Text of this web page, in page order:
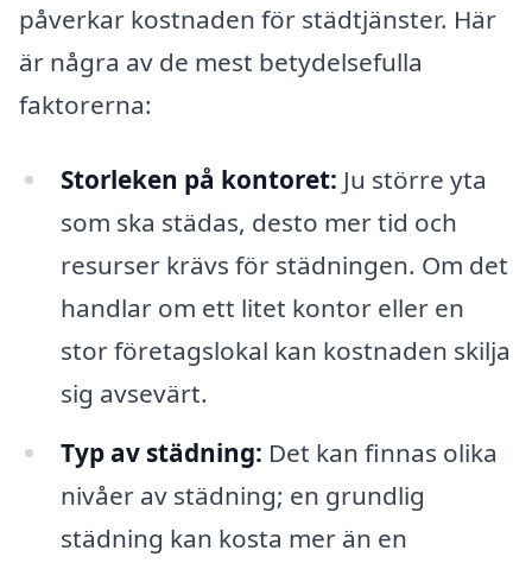
påverkar kostnaden för städtjänster. Här
är några av de mest betydelsefulla
faktorerna:
Storleken på kontoret: Ju större yta
som ska städas, desto mer tid och
resurser krävs för städningen. Om det
handlar om ett litet kontor eller en
stor företagslokal kan kostnaden skilja
sig avsevärt.
Typ av städning: Det kan finnas olika
nivåer av städning; en grundlig
städning kan kosta mer än en